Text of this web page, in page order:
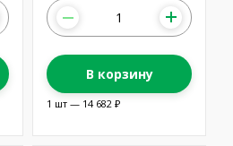
В корзину
1 шт — 14 682 ₽